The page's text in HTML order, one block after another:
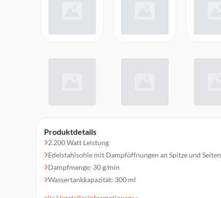
Produktdetails
2.200 Watt Leistung
Edelstahlsohle mit Dampföffnungen an Spitze und Seiten
Dampfmenge: 30 g/min
Wassertankkapazität: 300 ml